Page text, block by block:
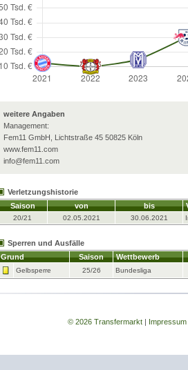
weitere Angaben
Management:
Fem11 GmbH, Lichtstraße 45 50825 Köln
www.fem11.com
info@fem11.com
Verletzungshistorie
Saison
von bis
20/21 02.05.2021 30.06.2021
Sperren und Ausfälle
Grund
Saison Wettbewerb
Gelbsperre 25/26 Bundesliga
© 2026 Transfermarkt| Impressum